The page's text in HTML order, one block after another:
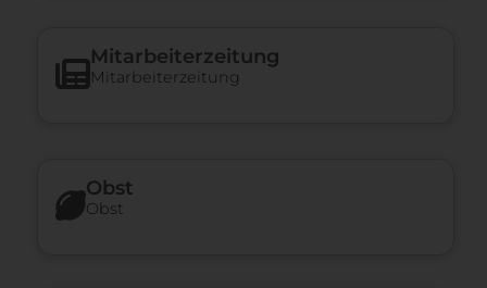
Mitarbeiterzeitung
Mitarbeiterzeitung
Obst
Obst